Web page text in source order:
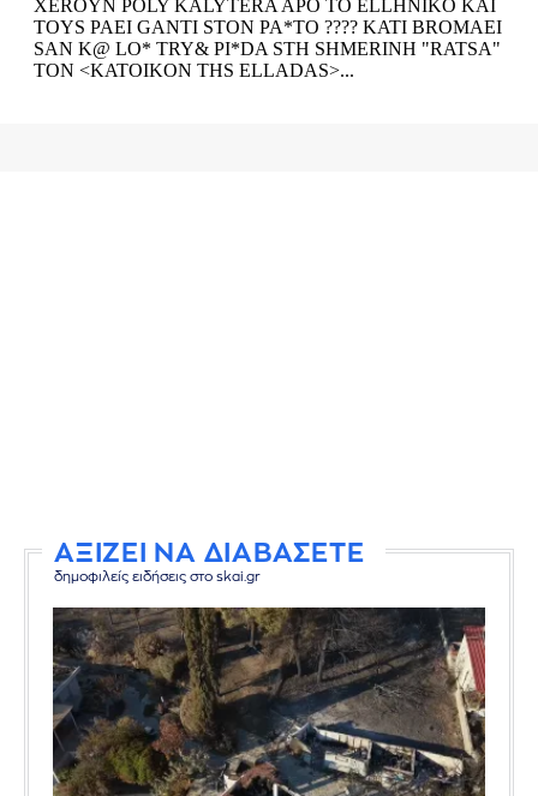
ΑΞΙΖΕΙ ΝΑ ΔΙΑΒΑΣΕΤΕ
δημοφιλείς ειδήσεις στο skai.gr